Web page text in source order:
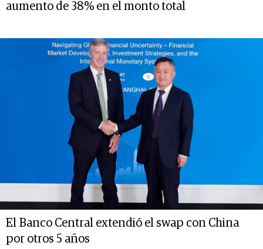
aumento de 38% en el monto total
El Banco Central extendió el swap con China
por otros 5 años